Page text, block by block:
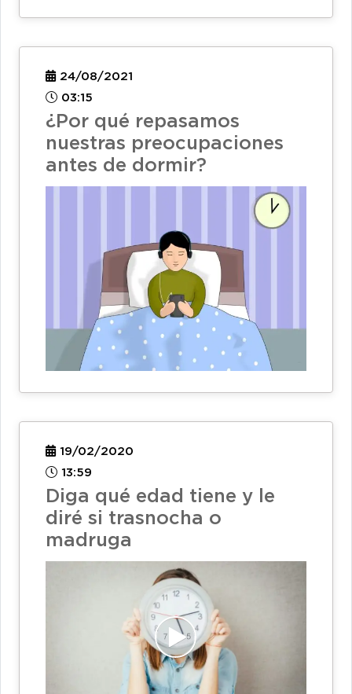
24/08/2021
03:15
¿Por qué repasamos
nuestras preocupaciones
antes de dormir?
19/02/2020
13:59
Diga qué edad tiene y le
diré si trasnocha o
madruga